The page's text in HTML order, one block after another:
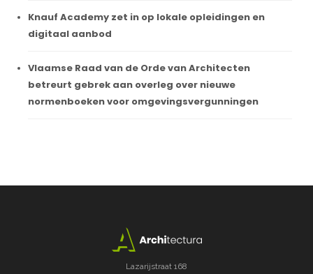
Knauf Academy zet in op lokale opleidingen en
digitaal aanbod
Vlaamse Raad van de Orde van Architecten
betreurt gebrek aan overleg over nieuwe
normenboeken voor omgevingsvergunningen
Lazarijstraat 168